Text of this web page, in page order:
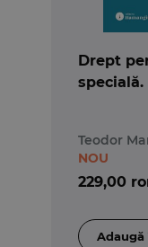
Drept
specială.
Teodor
229,00
NOU